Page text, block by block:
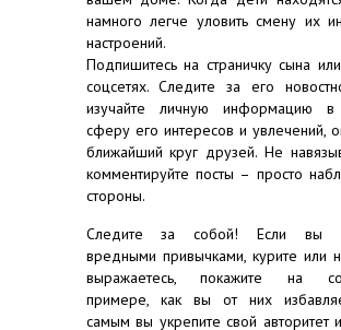
намного легче уловить смену их
настроений.
Подпишитесь на страничку сына
соцсетях. Следите за его
изучайте личную информацию
сферу его интересов и увлечений,
ближайший круг друзей. Не
комментируйте посты – просто
стороны.
Следите за собой! Если вы
вредными привычками, курите или
выражаетесь, покажите на
примере, как вы от них
самым вы укрепите свой авторитет